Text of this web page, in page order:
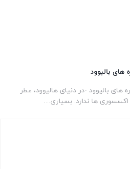
بالیوود
بالیوود -در دنیای هالیوود، عطر
اکسسوری ها ندارد. بسیاری…